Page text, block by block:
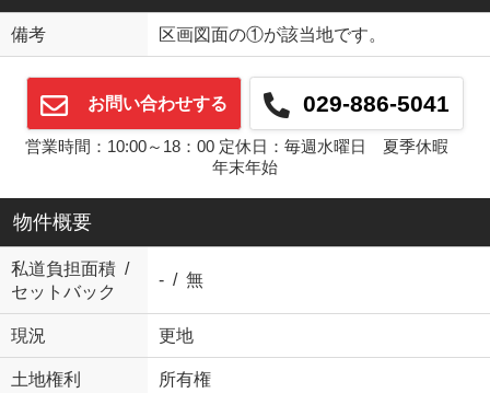
備考 区画図面の①が該当地です。
お問い合わせする 029-886-5041
営業時間：10:00～18：00 定休日：毎週水曜日 夏季休暇
年末年始
物件概要
私道負担面積 /
セットバック
- / 無
現況 更地
土地権利 所有権